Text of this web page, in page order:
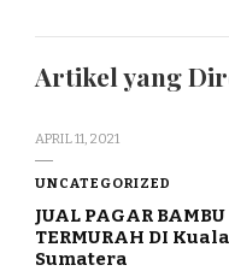
Artikel yang
APRIL 11, 2021
UNCATEGORIZED
JUAL PAGAR
TERMURAH DI
Sumatera